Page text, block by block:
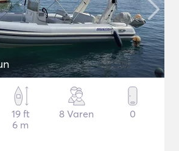
19 ft
6 m
8 Varen 0